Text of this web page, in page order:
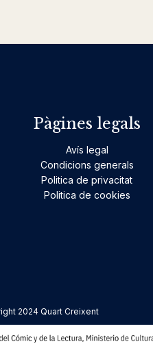
Pàgines legals
Avís legal
Condicions generals
Politica de privacitat
Politica de cookies
2024 Quart Creixent